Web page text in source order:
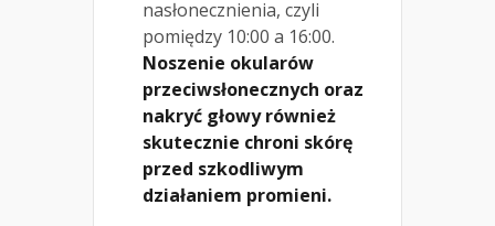
nasłonecznienia, czyli
pomiędzy 10:00 a 16:00.
Noszenie okularów
przeciwsłonecznych oraz
nakryć głowy również
skutecznie chroni skórę
przed szkodliwym
działaniem promieni.